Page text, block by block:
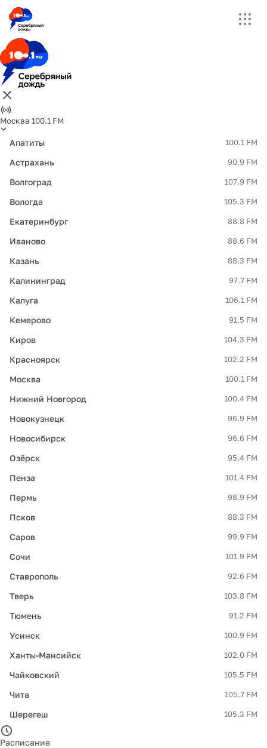
Москва 100.1 FM
Апатиты 100.1 FM
Астрахань 90.9 FM
Волгоград 107.9 FM
Вологда 105.3 FM
Екатеринбург 88.8 FM
Иваново 88.6 FM
Казань 88.3 FM
Калининград 97.7 FM
Калуга 106.1 FM
Кемерово 91.5 FM
Киров 104.3 FM
Красноярск 102.2 FM
Москва 100.1 FM
Нижний Новгород 100.4 FM
Новокузнецк 96.9 FM
Новосибирск 96.6 FM
Озёрск 95.4 FM
Пенза 101.4 FM
Пермь 98.9 FM
Псков 88.3 FM
Саров 99.9 FM
Сочи 101.9 FM
Ставрополь 92.6 FM
Тверь 103.8 FM
Тюмень 91.2 FM
Усинск 100.9 FM
Ханты-Мансийск 102.0 FM
Чайковский 105.5 FM
Чита 105.7 FM
Шерегеш 105.3 FM
Расписание